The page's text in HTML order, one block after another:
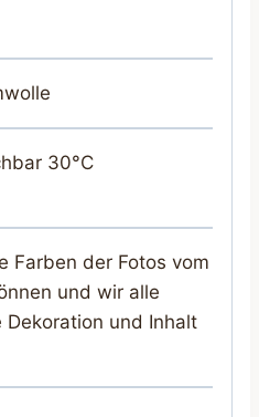
30°C
Farben der Fotos vom
und wir alle
Dekoration und Inhalt